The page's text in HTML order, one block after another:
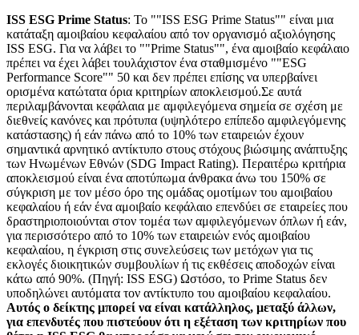
ISS ESG Prime Status: Το ""ISS ESG Prime Status"" είναι μια
κατάταξη αμοιβαίου κεφαλαίου από τον οργανισμό αξιολόγησης
ISS ESG. Για να λάβει το ""Prime Status"", ένα αμοιβαίο κεφάλαιο
πρέπει να έχει λάβει τουλάχιστον ένα σταθμισμένο ""ESG
Performance Score"" 50 και δεν πρέπει επίσης να υπερβαίνει
ορισμένα κατώτατα όρια κριτηρίων αποκλεισμού.Σε αυτά
περιλαμβάνονται κεφάλαια με αμφιλεγόμενα σημεία σε σχέση με
διεθνείς κανόνες και πρότυπα (υψηλότερο επίπεδο αμφιλεγόμενης
κατάστασης) ή εάν πάνω από το 10% των εταιρειών έχουν
σημαντικά αρνητικό αντίκτυπο στους στόχους βιώσιμης ανάπτυξης
των Ηνωμένων Εθνών (SDG Impact Rating). Περαιτέρω κριτήρια
αποκλεισμού είναι ένα αποτύπωμα άνθρακα άνω του 150% σε
σύγκριση με τον μέσο όρο της ομάδας ομοτίμων του αμοιβαίου
κεφαλαίου ή εάν ένα αμοιβαίο κεφάλαιο επενδύει σε εταιρείες που
δραστηριοποιούνται στον τομέα των αμφιλεγόμενων όπλων ή εάν,
για περισσότερο από το 10% των εταιρειών ενός αμοιβαίου
κεφαλαίου, η έγκριση στις συνελεύσεις των μετόχων για τις
εκλογές διοικητικών συμβουλίων ή τις εκθέσεις αποδοχών είναι
κάτω από 90%. (Πηγή: ISS ESG) Ωστόσο, το Prime Status δεν
υποδηλώνει αυτόματα τον αντίκτυπο του αμοιβαίου κεφαλαίου.
Αυτός ο δείκτης μπορεί να είναι κατάλληλος, μεταξύ άλλων,
για επενδυτές που πιστεύουν ότι η εξέταση των κριτηρίων που